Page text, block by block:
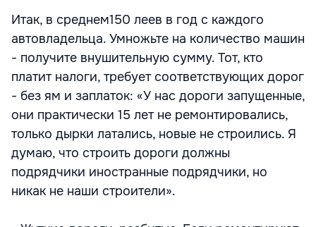
Итак, в среднем150 леев в год с каждого
автовладельца. Умножьте на количество машин
- получите внушительную сумму. Тот, кто
платит налоги, требует соответствующих дорог
- без ям и заплаток: «У нас дороги запущенные,
они практически 15 лет не ремонтировались,
только дырки латались, новые не строились. Я
думаю, что строить дороги должны
подрядчики иностранные подрядчики, но
никак не наши строители».